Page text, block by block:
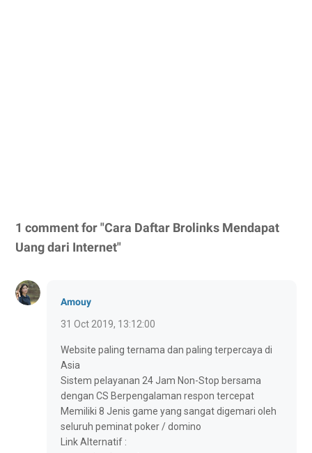
1 comment for "Cara Daftar Brolinks Mendapat
Uang dari Internet"
Amouy
31 Oct 2019, 13:12:00
Website paling ternama dan paling terpercaya di
Asia
Sistem pelayanan 24 Jam Non-Stop bersama
dengan CS Berpengalaman respon tercepat
Memiliki 8 Jenis game yang sangat digemari oleh
seluruh peminat poker / domino
Link Alternatif :